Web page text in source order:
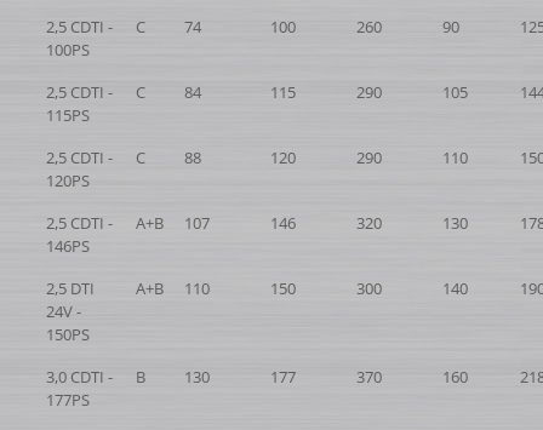
2,5 CDTI -
100PS
C 74 100 260 90
2,5 CDTI -
115PS
C 84 115 290 105
2,5 CDTI -
120PS
C 88 120 290 110
2,5 CDTI -
146PS
A+B 107 146 320 130
2,5 DTI
24V -
150PS
A+B 110 150 300 140
3,0 CDTI -
177PS
B 130 177 370 160